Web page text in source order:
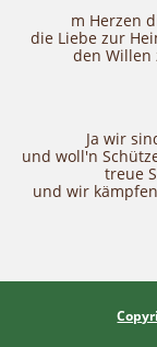
m Herzen
die Liebe zur
den Willen
Ja wir
und woll'n
treue
und wir